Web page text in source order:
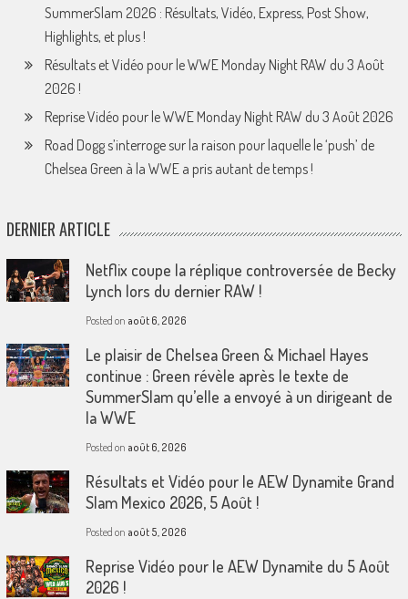
SummerSlam 2026 : Résultats, Vidéo, Express, Post Show,
Highlights, et plus !
Résultats et Vidéo pour le WWE Monday Night RAW du 3 Août
2026 !
Reprise Vidéo pour le WWE Monday Night RAW du 3 Août 2026
Road Dogg s’interroge sur la raison pour laquelle le ‘push’ de
Chelsea Green à la WWE a pris autant de temps !
DERNIER ARTICLE
Netflix coupe la réplique controversée de Becky
Lynch lors du dernier RAW !
Posted on août 6, 2026
Le plaisir de Chelsea Green & Michael Hayes
continue : Green révèle après le texte de
SummerSlam qu’elle a envoyé à un dirigeant de
la WWE
Posted on août 6, 2026
Résultats et Vidéo pour le AEW Dynamite Grand
Slam Mexico 2026, 5 Août !
Posted on août 5, 2026
Reprise Vidéo pour le AEW Dynamite du 5 Août
2026 !